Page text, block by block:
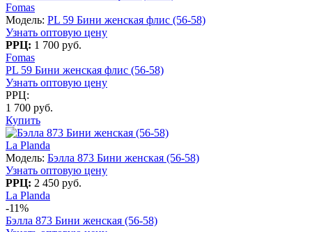
Fomas
Модель: PL 59 Бини женская флис (56-58)
Узнать оптовую цену
РРЦ: 1 700 руб.
Fomas
PL 59 Бини женская флис (56-58)
Узнать оптовую цену
РРЦ:
1 700 руб.
Купить
La Planda
Модель: Бэлла 873 Бини женская (56-58)
Узнать оптовую цену
РРЦ: 2 450 руб.
La Planda
-11%
Бэлла 873 Бини женская (56-58)